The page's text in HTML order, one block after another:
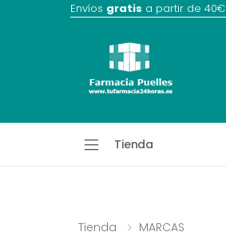
Envíos gratis a partir de 40€
Tienda
Tienda MARCAS